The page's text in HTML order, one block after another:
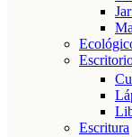
Escritura